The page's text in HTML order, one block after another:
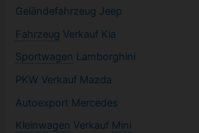
Geländefahrzeug Jeep
Fahrzeug Verkauf Kia
Sportwagen Lamborghini
PKW Verkauf Mazda
Autoexport Mercedes
Kleinwagen Verkauf Mini